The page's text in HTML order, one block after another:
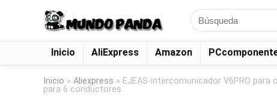
Search
for:
Inicio AliExpress Amazon
Inicio » Aliexpress » EJEAS-intercomunicador V6PRO
para 6 conductores